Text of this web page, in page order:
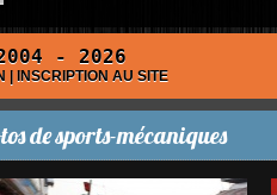
- 2026
| INSCRIPTION AU SITE
de sports-mécaniques